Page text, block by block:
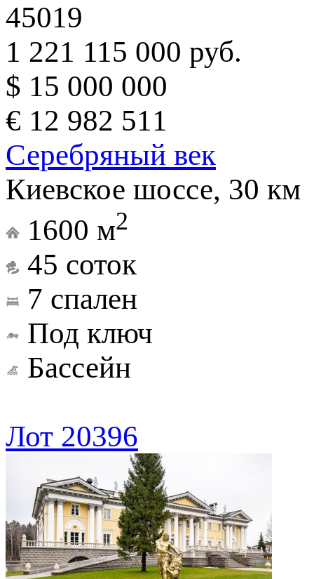
45019
1 221 115 000 руб.
$ 15 000 000
€ 12 982 511
Серебряный век
Киевское шоссе, 30 км
1600 м2
45 соток
7 спален
Под ключ
Бассейн
Лот 20396